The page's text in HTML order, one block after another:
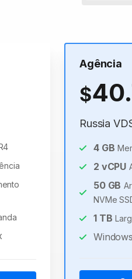
Agência
$
Russia
4GB
2 vCPU
50GB
NVMe
1TB